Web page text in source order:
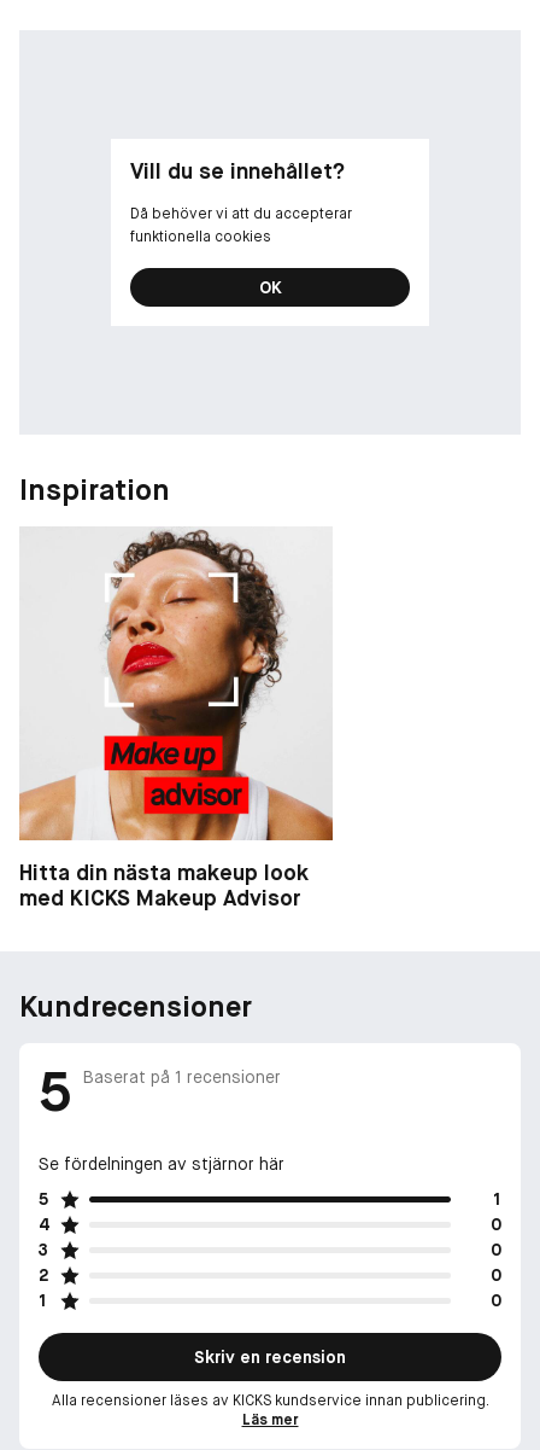
Vill du se innehållet?
Då behöver vi att du accepterar
funktionella cookies
OK
Inspiration
Hitta din nästa makeup look
med KICKS Makeup Advisor
Kundrecensioner
5 Baserat på 1 recensioner
Se fördelningen av stjärnor här
5
1
4
0
3
0
2
0
1
0
Skriv en recension
Alla recensioner läses av KICKS kundservice innan publicering.
Läs mer